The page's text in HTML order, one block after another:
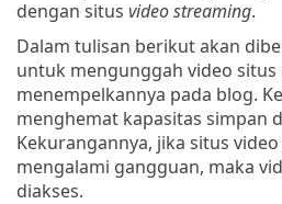
dengan situs video streaming.
Dalam tulisan berikut akan
untuk mengunggah video
menempelkannya pada blog.
menghemat kapasitas simpan
Kekurangannya, jika situs
mengalami gangguan, maka
diakses.